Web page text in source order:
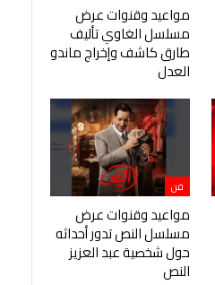
مواعيد وقنوات عرض
مسلسل الغاوي تأليف
طارق كاشف وإخراج ماندو
العدل
فن
مواعيد وقنوات عرض
مسلسل النص تدور أحداثه
حول شخصية عبد العزيز
النص